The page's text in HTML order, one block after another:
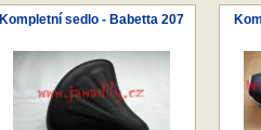
Kompletní sedlo - Babetta 207